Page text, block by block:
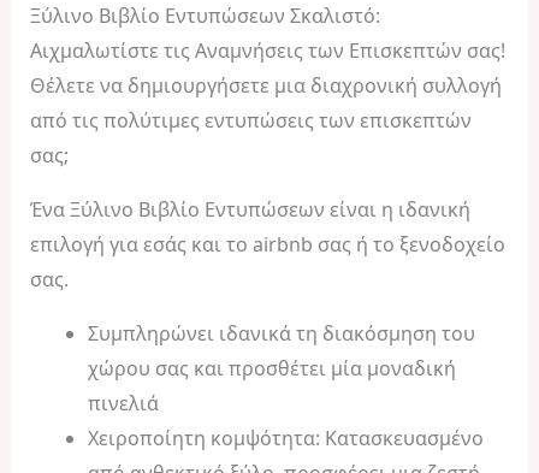
Ξύλινο Βιβλίο Εντυπώσεων Σκαλιστό:
Αιχμαλωτίστε τις Αναμνήσεις των Επισκεπτών σας!
Θέλετε να δημιουργήσετε μια διαχρονική συλλογή
από τις πολύτιμες εντυπώσεις των επισκεπτών
σας;
Ένα Ξύλινο Βιβλίο Εντυπώσεων είναι η ιδανική
επιλογή για εσάς και το airbnb σας ή το ξενοδοχείο
σας.
Συμπληρώνει ιδανικά τη διακόσμηση του
χώρου σας και προσθέτει μία μοναδική
πινελιά
Χειροποίητη κομψότητα: Κατασκευασμένο